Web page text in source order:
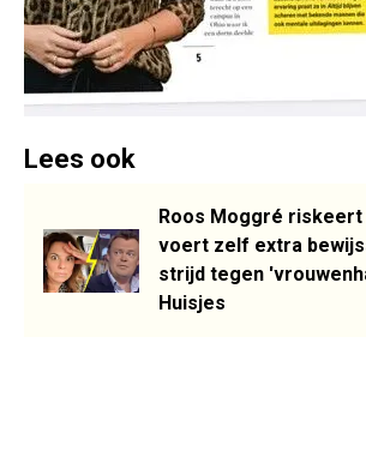
Lees ook
Roos Moggré
voert zelf extra
strijd tegen
Huisjes